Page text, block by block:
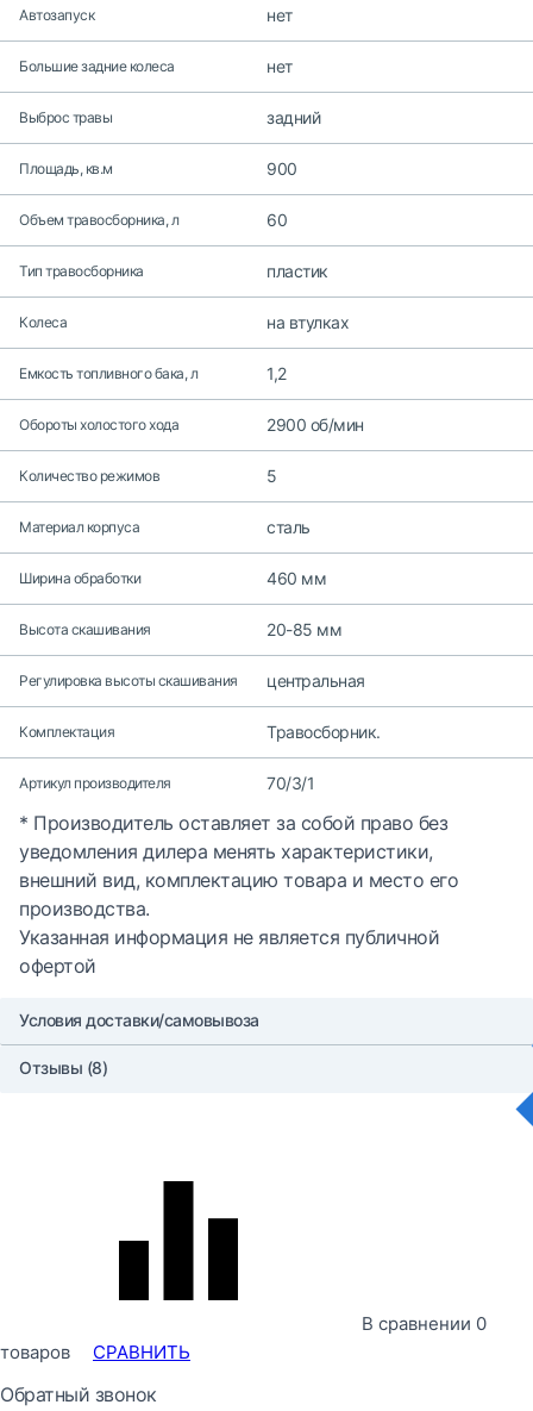
Автозапуск нет
Большие задние колеса нет
Выброс травы задний
Площадь, кв.м 900
Объем травосборника, л 60
Тип травосборника пластик
Колеса на втулках
Емкость топливного бака, л 1,2
Обороты холостого хода 2900 об/мин
Количество режимов 5
Материал корпуса сталь
Ширина обработки 460 мм
Высота скашивания 20-85 мм
Регулировка высоты скашивания центральная
Комплектация Травосборник.
Артикул производителя 70/3/1
* Производитель оставляет за собой право без
уведомления дилера менять характеристики,
внешний вид, комплектацию товара и место его
производства.
Указанная информация не является публичной
офертой
Условия доставки/самовывоза
Отзывы (8)
В сравнении 0
товаров
СРАВНИТЬ
Обратный звонок